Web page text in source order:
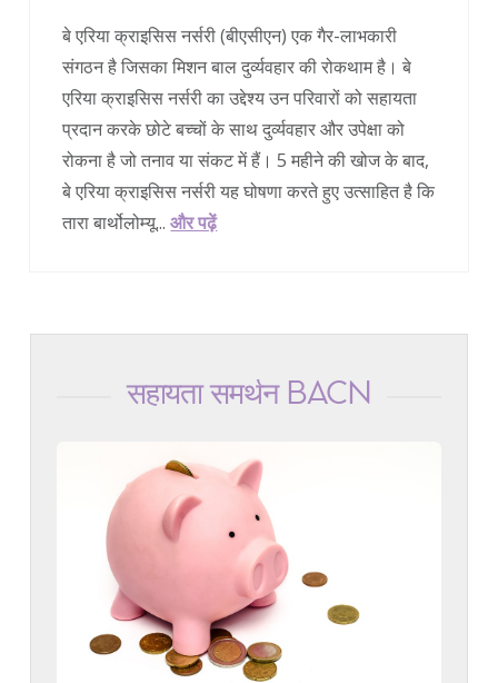
बे एरिया क्राइसिस नर्सरी (बीएसीएन) एक गैर-लाभकारी
संगठन है जिसका मिशन बाल दुर्व्यवहार की रोकथाम है। बे
एरिया क्राइसिस नर्सरी का उद्देश्य उन परिवारों को सहायता
प्रदान करके छोटे बच्चों के साथ दुर्व्यवहार और उपेक्षा को
रोकना है जो तनाव या संकट में हैं। 5 महीने की खोज के बाद,
बे एरिया क्राइसिस नर्सरी यह घोषणा करते हुए उत्साहित है कि
तारा बार्थोलोम्यू...और पढ़ें
सहायता समर्थन BACN